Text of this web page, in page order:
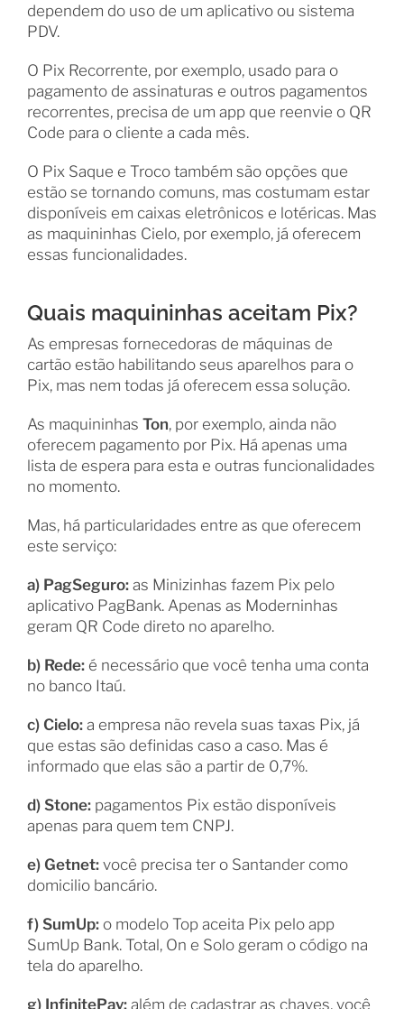
dependem do uso de um aplicativo ou sistema
PDV.
O Pix Recorrente, por exemplo, usado para o
pagamento de assinaturas e outros pagamentos
recorrentes, precisa de um app que reenvie o QR
Code para o cliente a cada mês.
O Pix Saque e Troco também são opções que
estão se tornando comuns, mas costumam estar
disponíveis em caixas eletrônicos e lotéricas. Mas
as maquininhas Cielo, por exemplo, já oferecem
essas funcionalidades.
Quais maquininhas aceitam Pix?
As empresas fornecedoras de máquinas de
cartão estão habilitando seus aparelhos para o
Pix, mas nem todas já oferecem essa solução.
As maquininhas Ton, por exemplo, ainda não
oferecem pagamento por Pix. Há apenas uma
lista de espera para esta e outras funcionalidades
no momento.
Mas, há particularidades entre as que oferecem
este serviço:
a) PagSeguro: as Minizinhas fazem Pix pelo
aplicativo PagBank. Apenas as Moderninhas
geram QR Code direto no aparelho.
b) Rede: é necessário que você tenha uma conta
no banco Itaú.
c) Cielo: a empresa não revela suas taxas Pix, já
que estas são definidas caso a caso. Mas é
informado que elas são a partir de 0,7%.
d) Stone:pagamentos Pix estão disponíveis
apenas para quem tem CNPJ.
e) Getnet: você precisa ter o Santander como
domicilio bancário.
f) SumUp:o modelo Top aceita Pix pelo app
SumUp Bank. Total, On e Solo geram o código na
tela do aparelho.
g) InfinitePay:além de cadastrar as chaves, você